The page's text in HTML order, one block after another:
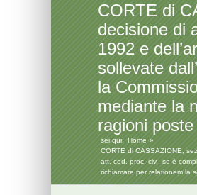
CORTE di
decisione di
1992 e
sollevate
la
mediante la
ragioni
sei qui: Home
CORTE di CASSAZIONE,
att. cod. proc. civ., se è
richiamare per relationem la